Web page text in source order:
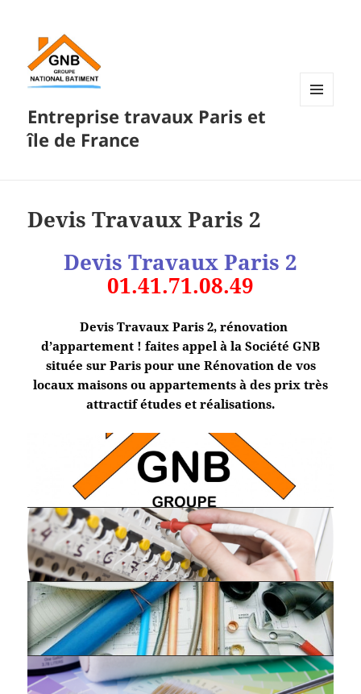
Entreprise travaux Paris et
île de France
Devis Travaux Paris 2
Devis Travaux Paris 2
01.41.71.08.49
Devis Travaux Paris 2, rénovation
d’appartement ! faites appel à la Société GNB
située sur Paris pour une Rénovation de vos
locaux maisons ou appartements à des prix très
attractif études et réalisations.